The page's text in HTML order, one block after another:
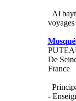
Al bayt
De
France
-